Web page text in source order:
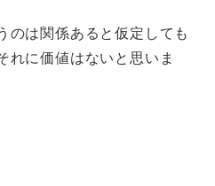
のは関係あると仮定しても
れに価値はないと思いま